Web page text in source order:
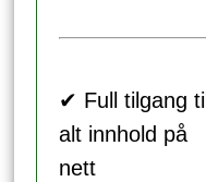
✔ Full tilgang til
alt innhold på
nett